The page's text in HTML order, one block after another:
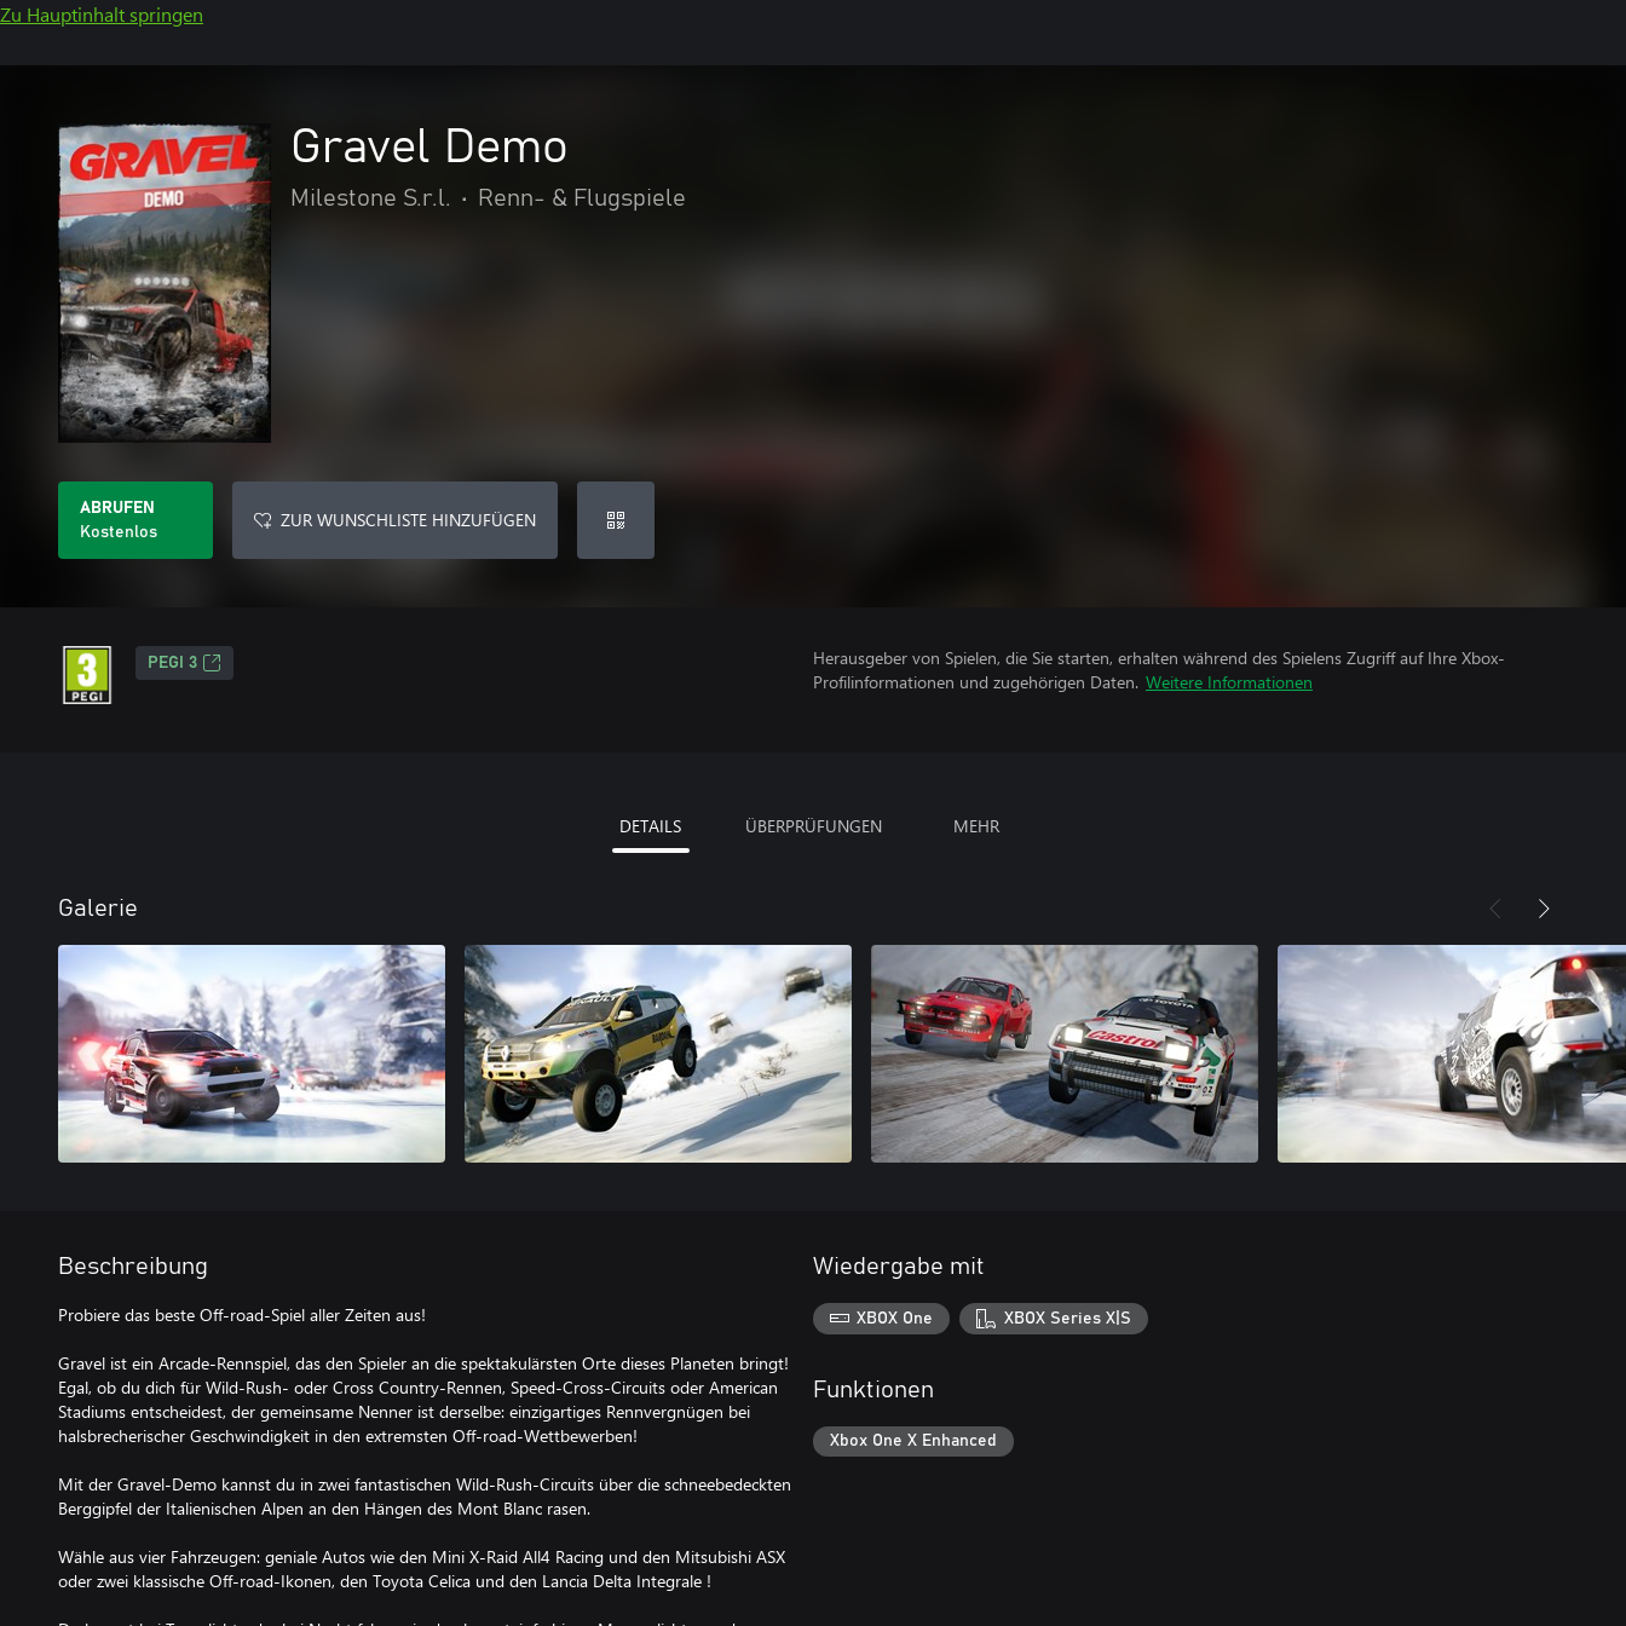
Zu Hauptinhalt springen
Gravel Demo
Milestone S.r.l. • Renn- & Flugspiele
ABRUFEN
Kostenlos
ZUR WUNSCHLISTE HINZUFÜGEN
PEGI 3
Herausgeber von Spielen, die Sie starten, erhalten während des Spielens Zugriff auf Ihre Xbox-
Profilinformationen und zugehörigen Daten. Weitere Informationen
DETAILS ÜBERPRÜFUNGEN MEHR
Galerie
Beschreibung
Probiere das beste Off-road-Spiel aller Zeiten aus!
Gravel ist ein Arcade-Rennspiel, das den Spieler an die spektakulärsten Orte dieses Planeten bringt!
Egal, ob du dich für Wild-Rush- oder Cross Country-Rennen, Speed-Cross-Circuits oder American
Stadiums entscheidest, der gemeinsame Nenner ist derselbe: einzigartiges Rennvergnügen bei
halsbrecherischer Geschwindigkeit in den extremsten Off-road-Wettbewerben!
Mit der Gravel-Demo kannst du in zwei fantastischen Wild-Rush-Circuits über die schneebedeckten
Berggipfel der Italienischen Alpen an den Hängen des Mont Blanc rasen.
Wähle aus vier Fahrzeugen: geniale Autos wie den Mini X-Raid All4 Racing und den Mitsubishi ASX
oder zwei klassische Off-road-Ikonen, den Toyota Celica und den Lancia Delta Integrale !
Wiedergabe mit
XBOX One XBOX Series X|S
Funktionen
Xbox One X Enhanced